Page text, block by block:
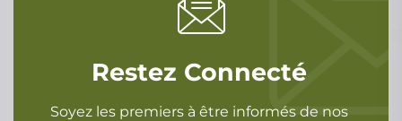
Restez Connecté
Soyez les premiers à être informés de nos